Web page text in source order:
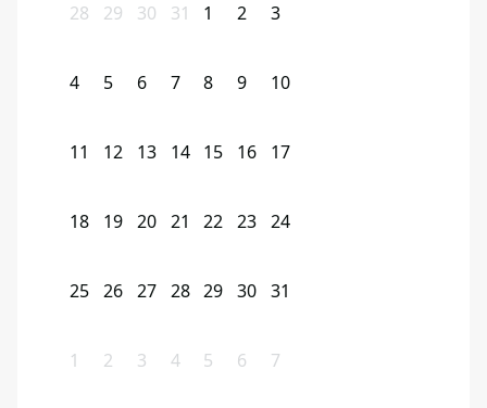
28 29 30 31 1 2 3
4 5 6 7 8 9 10
11 12 13 14 15 16 17
18 19 20 21 22 23 24
25 26 27 28 29 30 31
1 2 3 4 5 6 7